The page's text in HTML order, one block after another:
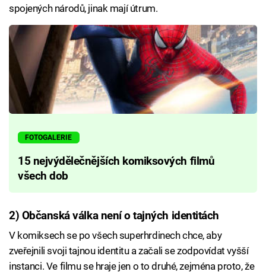
spojených národů, jinak mají útrum.
FOTOGALERIE
15 nejvýdělečnějších komiksových filmů
všech dob
2) Občanská válka není o tajných identitách
V komiksech se po všech superhrdinech chce, aby
zveřejnili svoji tajnou identitu a začali se zodpovídat vyšší
instanci. Ve filmu se hraje jen o to druhé, zejména proto, že